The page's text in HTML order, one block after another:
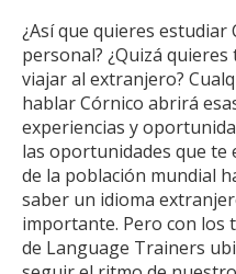
¿Así que quieres
personal? ¿Quizá
viajar al extranjero?
hablar Córnico abrirá
experiencias y
las oportunidades que te
de la población mundial
saber un idioma
importante. Pero con los
de Language Trainers